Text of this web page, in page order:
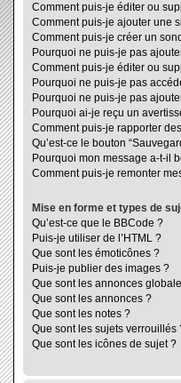
Comment puis-je éditer ou
Comment puis-je ajouter une
Comment puis-je créer un
Pourquoi ne puis-je pas
Comment puis-je éditer ou
Pourquoi ne puis-je pas
Pourquoi ne puis-je pas
Pourquoi ai-je reçu un
Comment puis-je rapporter
Qu’est-ce le bouton
Pourquoi mon message a-t-il
Comment puis-je remonter
Mise en forme et types de
Qu’est-ce que le BBCode ?
Puis-je utiliser de l’HTML ?
Que sont les émoticônes ?
Puis-je publier des images ?
Que sont les annonces
Que sont les annonces ?
Que sont les notes ?
Que sont les sujets verrouillés
Que sont les icônes de sujet ?